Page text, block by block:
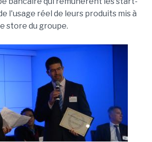
l'usage réel de leurs produits mis à
store du groupe.